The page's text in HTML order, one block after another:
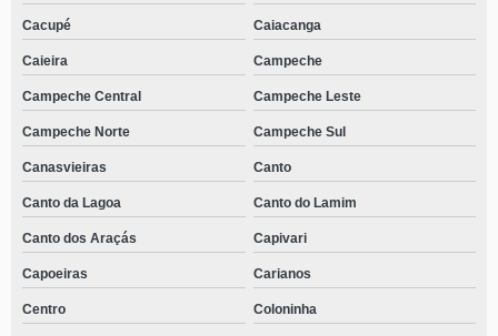
Cacupé Caiacanga
Caieira Campeche
Campeche Central Campeche Leste
Campeche Norte Campeche Sul
Canasvieiras Canto
Canto da Lagoa Canto do Lamim
Canto dos Araçás Capivari
Capoeiras Carianos
Centro Coloninha